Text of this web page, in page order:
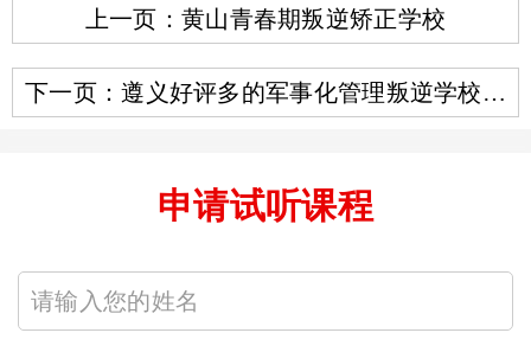
上一页：黄山青春期叛逆矫正学校
下一页：遵义好评多的军事化管理叛逆学校榜
申请试听课程